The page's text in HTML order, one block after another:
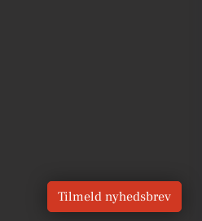
Tilmeld nyhedsbrev